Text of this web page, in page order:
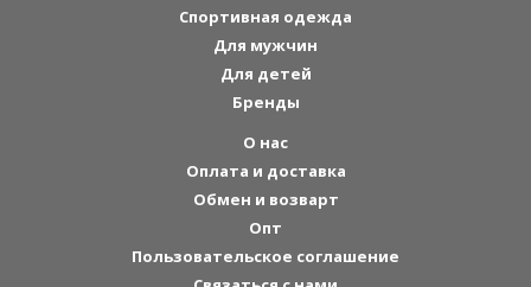
Спортивная одежда
Для мужчин
Для детей
Бренды
О нас
Оплата и доставка
Обмен и возварт
Опт
Пользовательское соглашение